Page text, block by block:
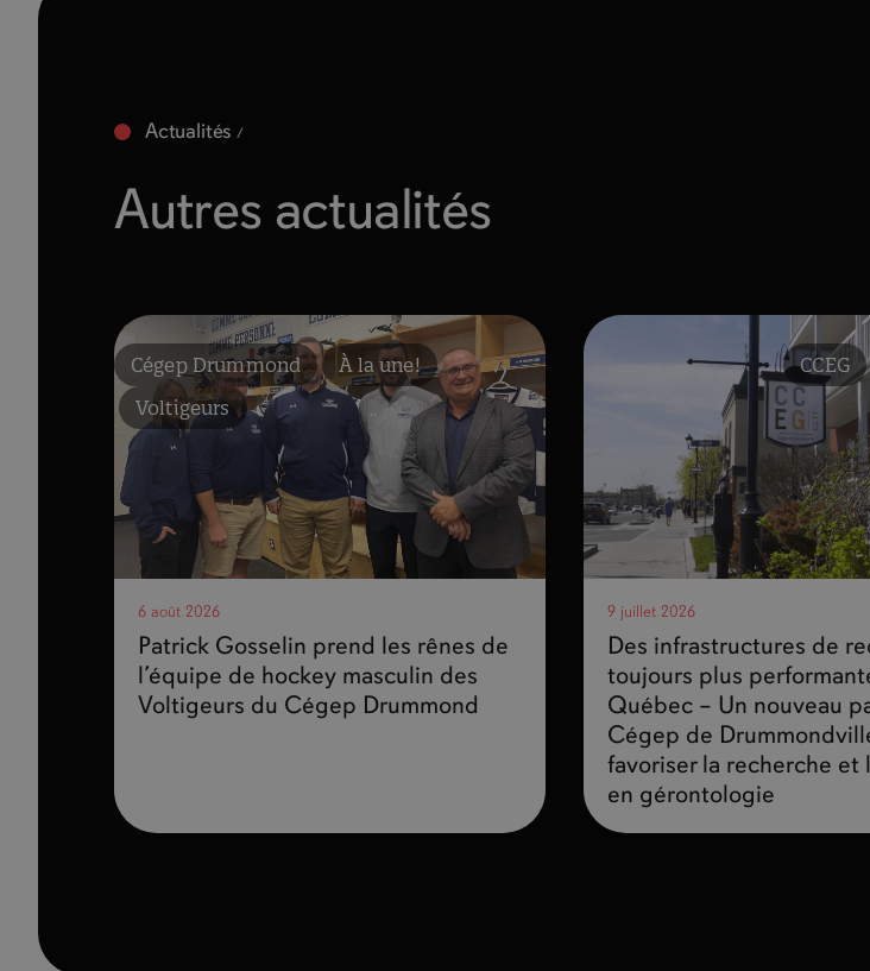
Actualités
Autres actualités
Cégep Drummond
À la une!
Voltigeurs
6 août 2026
Patrick Gosselin prend les rênes de
l’équipe de hockey masculin des
Voltigeurs du Cégep Drummond
CCEG
9 juillet 2026
Des infrastructures de
toujours plus
Québec – Un nouveau
Cégep de
favoriser la recherche et
en gérontologie